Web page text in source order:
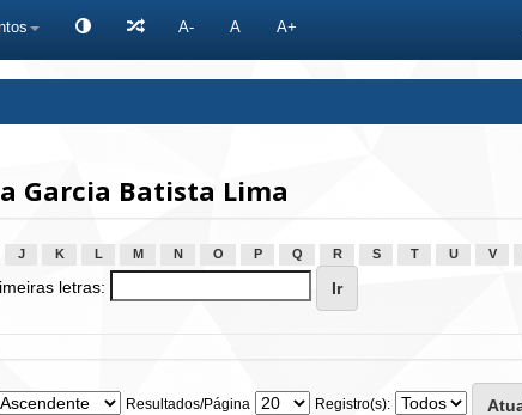
A- A A+
Garcia Batista Lima
J K L M N O P Q R S T U V
letras:
Resultados/Página Registro(s):